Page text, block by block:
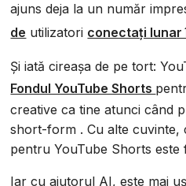
ajuns deja la un număr
de utilizatori conectați lunar
Și iată cireașa de pe tort:
Fondul YouTube Shorts
creative ca tine atunci când
short-form . Cu alte cuvinte,
pentru YouTube Shorts este
Iar cu ajutorul AI, este mai